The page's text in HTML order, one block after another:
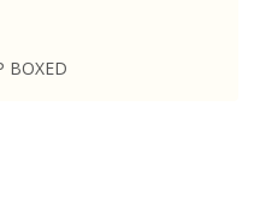
BOXED